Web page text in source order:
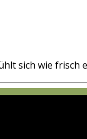
sich wie